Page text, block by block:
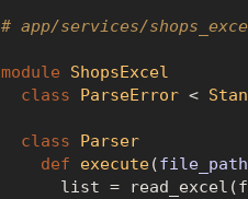
# app/services/
module
ShopsExcel
class
ParseError <
class
Parser
def
execute(file_path